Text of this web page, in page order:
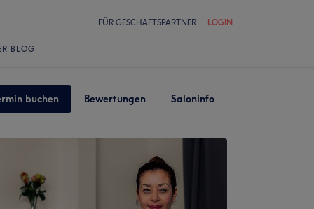
FÜR GESCHÄFTSPARTNER LOGIN
BLOG
buchen Bewertungen Saloninfo